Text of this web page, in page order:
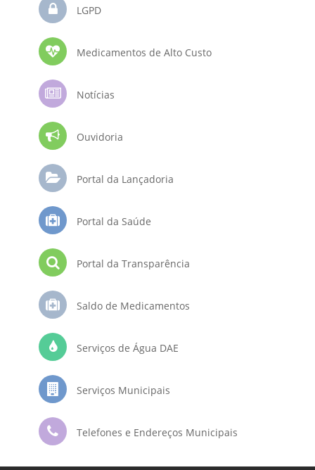
LGPD
Medicamentos de Alto Custo
Notícias
Ouvidoria
Portal da Lançadoria
Portal da Saúde
Portal da Transparência
Saldo de Medicamentos
Serviços de Água DAE
Serviços Municipais
Telefones e Endereços Municipais